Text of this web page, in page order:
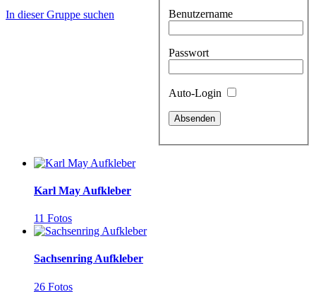
Benutzername
Passwort
Auto-Login
In dieser Gruppe suchen
Karl May Aufkleber
11 Fotos
Sachsenring Aufkleber
26 Fotos